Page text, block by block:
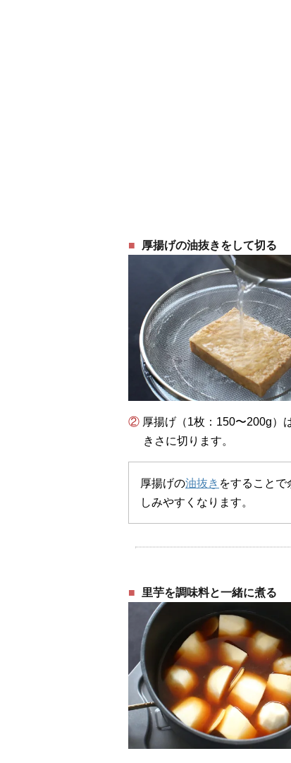
厚揚げの油抜きをして切る
② 厚揚げ（1枚：150〜200g）は熱湯を回しかけて油抜きをし、1cm厚の食べやすい大
きさに切ります。
厚揚げの油抜き をすること
しみやすくなります。
里芋を調味料と一緒に煮る